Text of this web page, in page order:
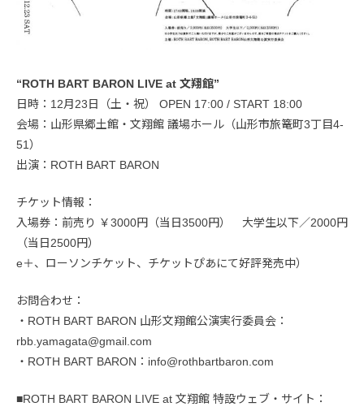
“ROTH BART BARON LIVE at 文翔館”
日時：12月23日（土・祝） OPEN 17:00 / START 18:00
会場：山形県郷土館・文翔館 議場ホール（山形市旅篭町3丁目4-
51）
出演：ROTH BART BARON
チケット情報：
入場券：前売り ￥3000円（当日3500円） 大学生以下／2000円
（当日2500円）
e＋、ローソンチケット、チケットぴあにて好評発売中）
お問合わせ：
・ROTH BART BARON 山形文翔館公演実行委員会：
rbb.yamagata@gmail.com
・ROTH BART BARON：info@rothbartbaron.com
■ROTH BART BARON LIVE at 文翔館 特設ウェブ・サイト：